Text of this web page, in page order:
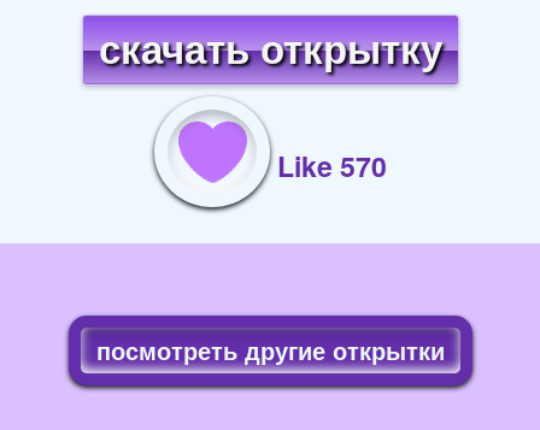
скачать открытку
Like 570
посмотреть другие открытки